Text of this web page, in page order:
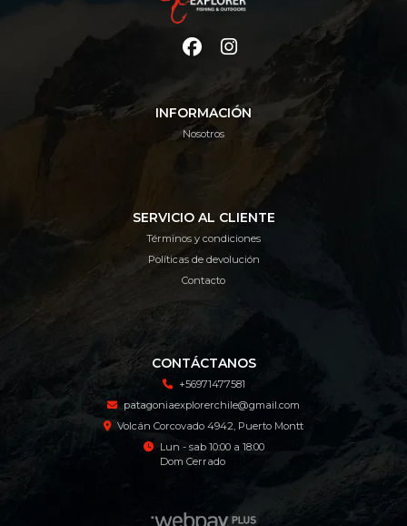
INFORMACIÓN
Nosotros
SERVICIO AL CLIENTE
Términos y condiciones
Políticas de devolución
Contacto
CONTÁCTANOS
+56971477581
patagoniaexplorerchile@gmail.com
Volcán Corcovado 4942, Puerto Montt
Lun - sab 10:00 a 18:00
Dom Cerrado